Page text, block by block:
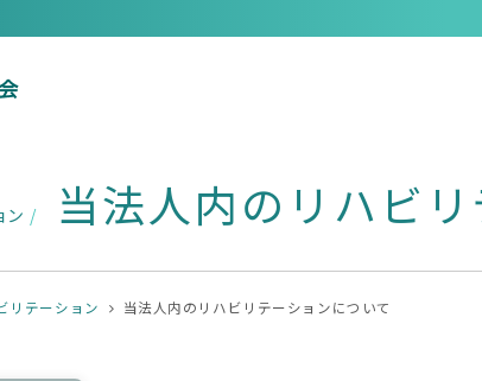
ン / 当法人内のリハビ
リテーション 当法人内のリハビリテーションについて